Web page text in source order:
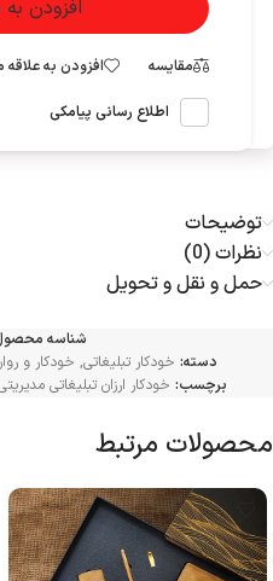
افزودن
مقایسه افزودن به
اطلاع رسانی پیامکی
توضیحات
نظرات (0)
حمل و نقل و تحویل
شناسه
دسته: خودکار تبلیغاتی, خودکار و
برچسب: خودکار ارزان تبلیغاتی
محصولات مرتبط